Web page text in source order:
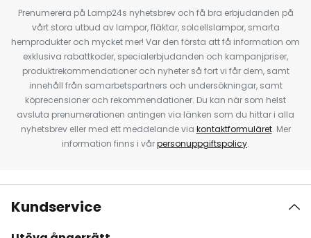
Prenumerera på Lamp24s nyhetsbrev och få bra erbjudanden på
vårt stora utbud av lampor, fläktar, solcellslampor, smarta
hemprodukter och mycket mer! Var den första att få information om
exklusiva rabattkoder, specialerbjudanden och kampanjpriser,
produktrekommendationer och nyheter så fort vi får dem, samt
innehåll från samarbetspartners och undersökningar, samt
köprecensioner och rekommendationer. Du kan när som helst
avsluta prenumerationen antingen via länken som du hittar i alla
nyhetsbrev eller med ett meddelande via kontaktformuläret. Mer
information finns i vårpersonuppgiftspolicy.
Kundservice